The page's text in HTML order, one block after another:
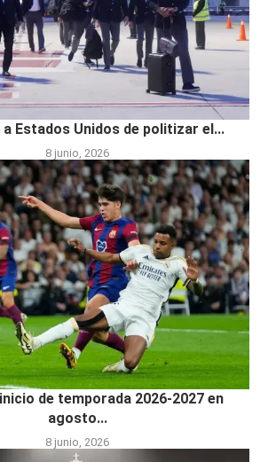
a Estados Unidos de politizar el...
8 junio, 2026
de temporada 2026-2027 en
agosto...
8 junio, 2026